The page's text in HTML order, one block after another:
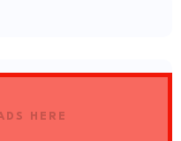
HERE